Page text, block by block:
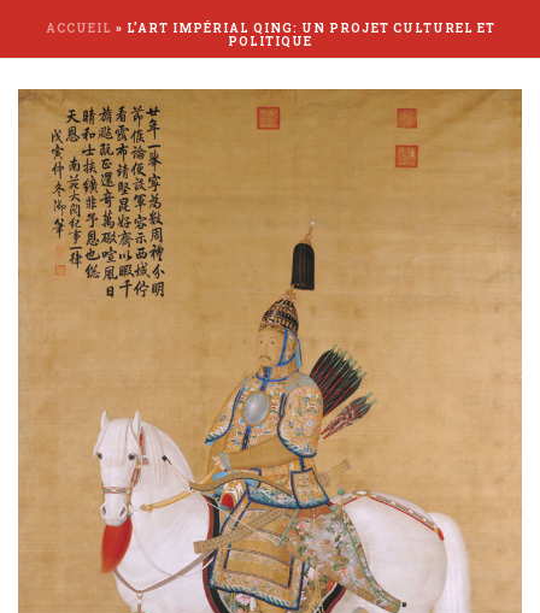
ACCUEIL » L’ART IMPÉRIAL QING: UN PROJET CULTUREL ET
POLITIQUE